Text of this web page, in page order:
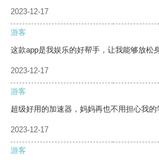
2023-12-17
游客
这款app是我娱乐的好帮手，让我能够放松
2023-12-17
游客
超级好用的加速器，妈妈再也不用担心我的
2023-12-17
游客